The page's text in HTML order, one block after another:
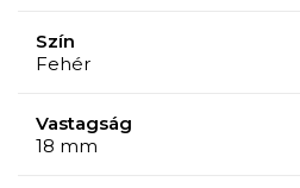
Szín
Fehér
Vastagság
18 mm